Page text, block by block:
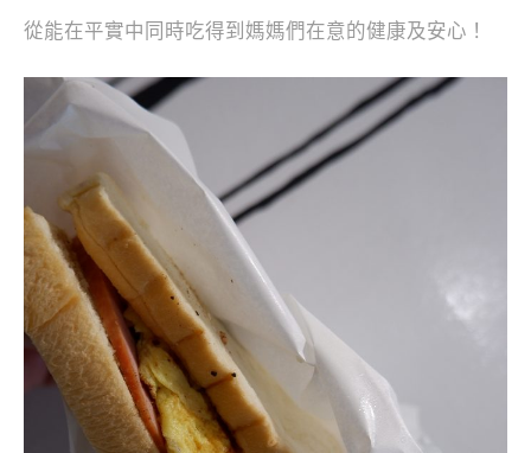
從能在平實中同時吃得到媽媽們在意的健康及安心！